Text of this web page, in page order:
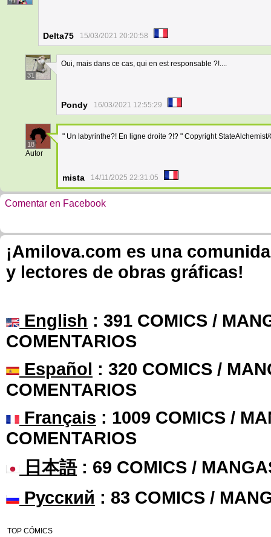
Delta75 15/03/2021 20:20:58
31
Oui, mais dans ce cas, qui en est responsable ?!....
Pondy 16/03/2021 12:55:29
18
Autor
" Un labyrinthe?! En ligne droite ?!? " Copyright
mista 14/11/2025 22:31:05
Comentar en Facebook
¡Amilova.com es una
y lectores de obras gráficas!
English : 391 COMICS /
COMENTARIOS
Español : 320 COMICS /
COMENTARIOS
Français : 1009 COMICS /
COMENTARIOS
日本語: 69 COMICS /
Русский : 83 COMICS /
TOP CÓMICS